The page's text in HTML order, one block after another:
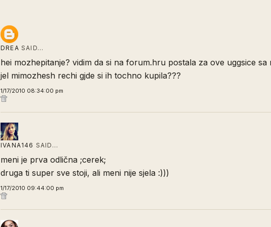
DREA SAID…
hei mozhepitanje? vidim da si na forum.hru postala za ove uggsice sa
jel mimozhesh rechi gjde si ih tochno kupila???
1/17/2010 08:34:00 pm
IVANA146 SAID…
meni je prva odlična ;cerek;
druga ti super sve stoji, ali meni nije sjela :)))
1/17/2010 09:44:00 pm